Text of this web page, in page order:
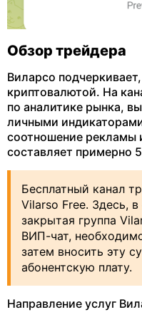
Обзор трейдера
Виларсо
криптовалютой. На
по аналитике рынка,
личными
соотношение рекламы
составляет примерно
Бесплатный канал
Vilarso Free. Здесь,
закрытая группа
ВИП-чат,
затем вносить эту
абонентскую плату.
Направление услуг